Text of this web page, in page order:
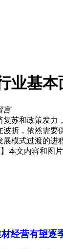
业基
言
苏和政策发
折，依然需
模式过渡的进
】本文内容和图
经营有望逐